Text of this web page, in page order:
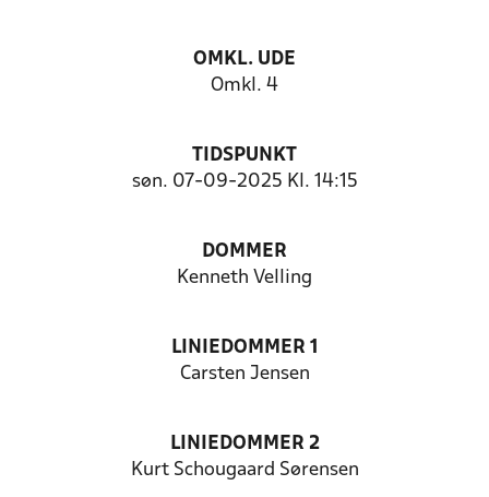
OMKL. UDE
Omkl. 4
TIDSPUNKT
søn. 07-09-2025 Kl. 14:15
DOMMER
Kenneth Velling
LINIEDOMMER 1
Carsten Jensen
LINIEDOMMER 2
Kurt Schougaard Sørensen